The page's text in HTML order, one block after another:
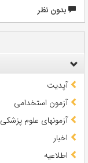
بدون نظر
آپدیت
آزمون استخدامی
آزمونهای علوم پزشکی
اخبار
اطلاعیه